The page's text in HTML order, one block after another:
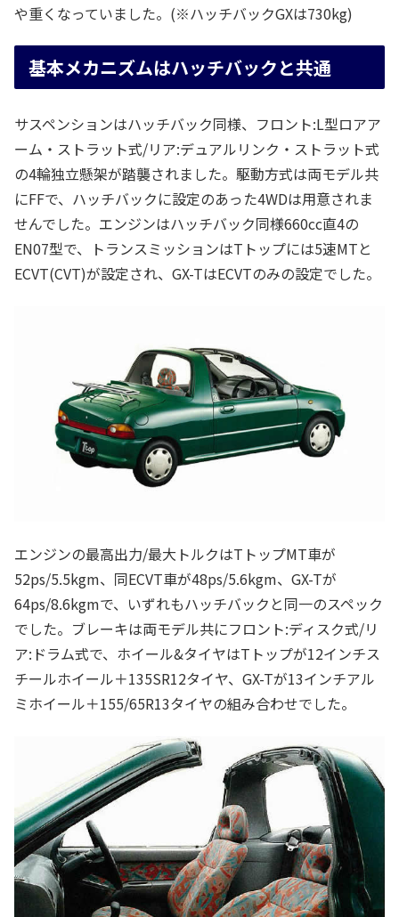
や重くなっていました。(※ハッチバックGXは730kg)
基本メカニズムはハッチバックと共通
サスペンションはハッチバック同様、フロント:L型ロアア
ーム・ストラット式/リア:デュアルリンク・ストラット式
の4輪独立懸架が踏襲されました。駆動方式は両モデル共
にFFで、ハッチバックに設定のあった4WDは用意されま
せんでした。エンジンはハッチバック同様660cc直4の
EN07型で、トランスミッションはTトップには5速MTと
ECVT(CVT)が設定され、GX-TはECVTのみの設定でした。
エンジンの最高出力/最大トルクはTトップMT車が
52ps/5.5kgm、同ECVT車が48ps/5.6kgm、GX-Tが
64ps/8.6kgmで、いずれもハッチバックと同一のスペック
でした。ブレーキは両モデル共にフロント:ディスク式/リ
ア:ドラム式で、ホイール&タイヤはTトップが12インチス
チールホイール＋135SR12タイヤ、GX-Tが13インチアル
ミホイール＋155/65R13タイヤの組み合わせでした。